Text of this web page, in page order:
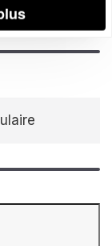
contributors,